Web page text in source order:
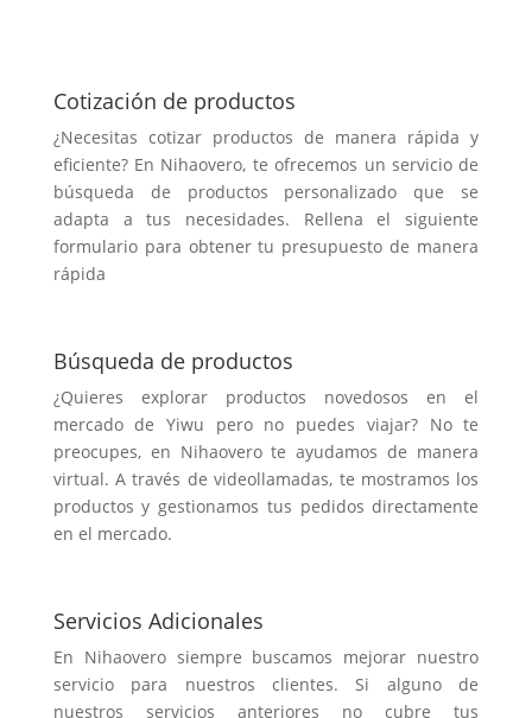
Cotización de productos
¿Necesitas cotizar productos de manera rápida y
eficiente? En Nihaovero, te ofrecemos un servicio de
búsqueda de productos personalizado que se
adapta a tus necesidades. Rellena el siguiente
formulario para obtener tu presupuesto de manera
rápida
Búsqueda de productos
¿Quieres explorar productos novedosos en el
mercado de Yiwu pero no puedes viajar? No te
preocupes, en Nihaovero te ayudamos de manera
virtual. A través de videollamadas, te mostramos los
productos y gestionamos tus pedidos directamente
en el mercado.
Servicios Adicionales
En Nihaovero siempre buscamos mejorar nuestro
servicio para nuestros clientes. Si alguno de
nuestros servicios anteriores no cubre tus